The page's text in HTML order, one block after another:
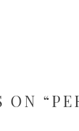
ON “